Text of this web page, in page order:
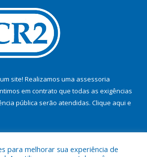
site! Realizamos uma assessoria
em contrato que todas as exigências
pública serão atendidas. Clique aqui e
para melhorar sua experiência de